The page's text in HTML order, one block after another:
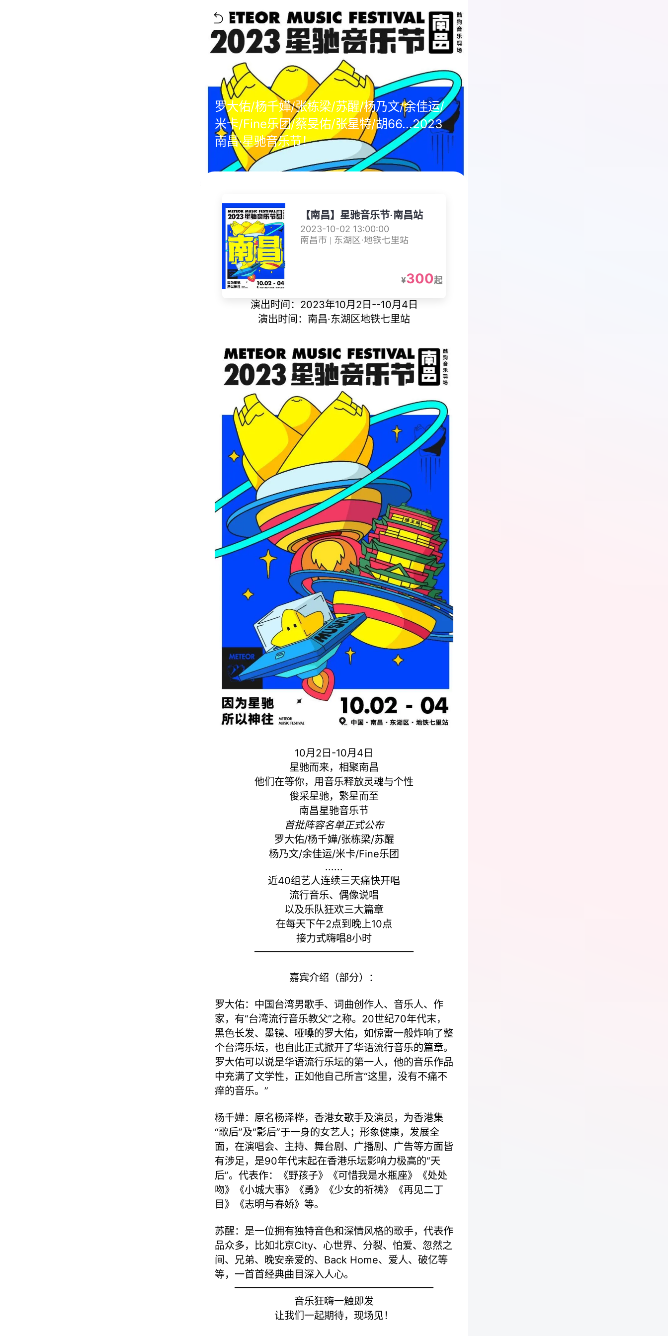
罗大佑/杨千嬅/张栋梁/苏醒/杨乃文/余佳运/
米卡/Fine乐团/蔡旻佑/张星特/胡66...2023
南昌·星驰音乐节！
【南昌】星驰音乐节·南昌站
2023-10-02 13:00:00
南昌市 | 东湖区·地铁七里站
¥300起
演出时间：2023年10月2日--10月4日
演出时间：南昌·东湖区地铁七里站
10月2日-10月4日
星驰而来，相聚南昌
他们在等你，用音乐释放灵魂与个性
俊采星驰，繁星而至
南昌星驰音乐节
首批阵容名单正式公布
罗大佑/杨千嬅/张栋梁/苏醒
杨乃文/余佳运/米卡/Fine乐团
......
近40组艺人连续三天痛快开唱
流行音乐、偶像说唱
以及乐队狂欢三大篇章
在每天下午2点到晚上10点
接力式嗨唱8小时
————————————————
嘉宾介绍（部分）：
罗大佑：中国台湾男歌手、词曲创作人、音乐人、作
家，有“台湾流行音乐教父”之称。20世纪70年代末，
黑色长发、墨镜、哑嗓的罗大佑，如惊雷一般炸响了整
个台湾乐坛，也自此正式掀开了华语流行音乐的篇章。
罗大佑可以说是华语流行乐坛的第一人，他的音乐作品
中充满了文学性，正如他自己所言“这里，没有不痛不
痒的音乐。”
杨千嬅：原名杨泽桦，香港女歌手及演员，为香港集
“歌后”及“影后”于一身的女艺人；形象健康，发展全
面，在演唱会、主持、舞台剧、广播剧、广告等方面皆
有涉足，是90年代末起在香港乐坛影响力极高的“天
后”。代表作：《野孩子》《可惜我是水瓶座》《处处
吻》《小城大事》《勇》《少女的祈祷》《再见二丁
目》《志明与春娇》等。
苏醒：是一位拥有独特音色和深情风格的歌手，代表作
品众多，比如北京City、心世界、分裂、怕爱、忽然之
间、兄弟、晚安亲爱的、Back Home、爱人、破亿等
等，一首首经典曲目深入人心。
————————————————————
音乐狂嗨一触即发
让我们一起期待，现场见！